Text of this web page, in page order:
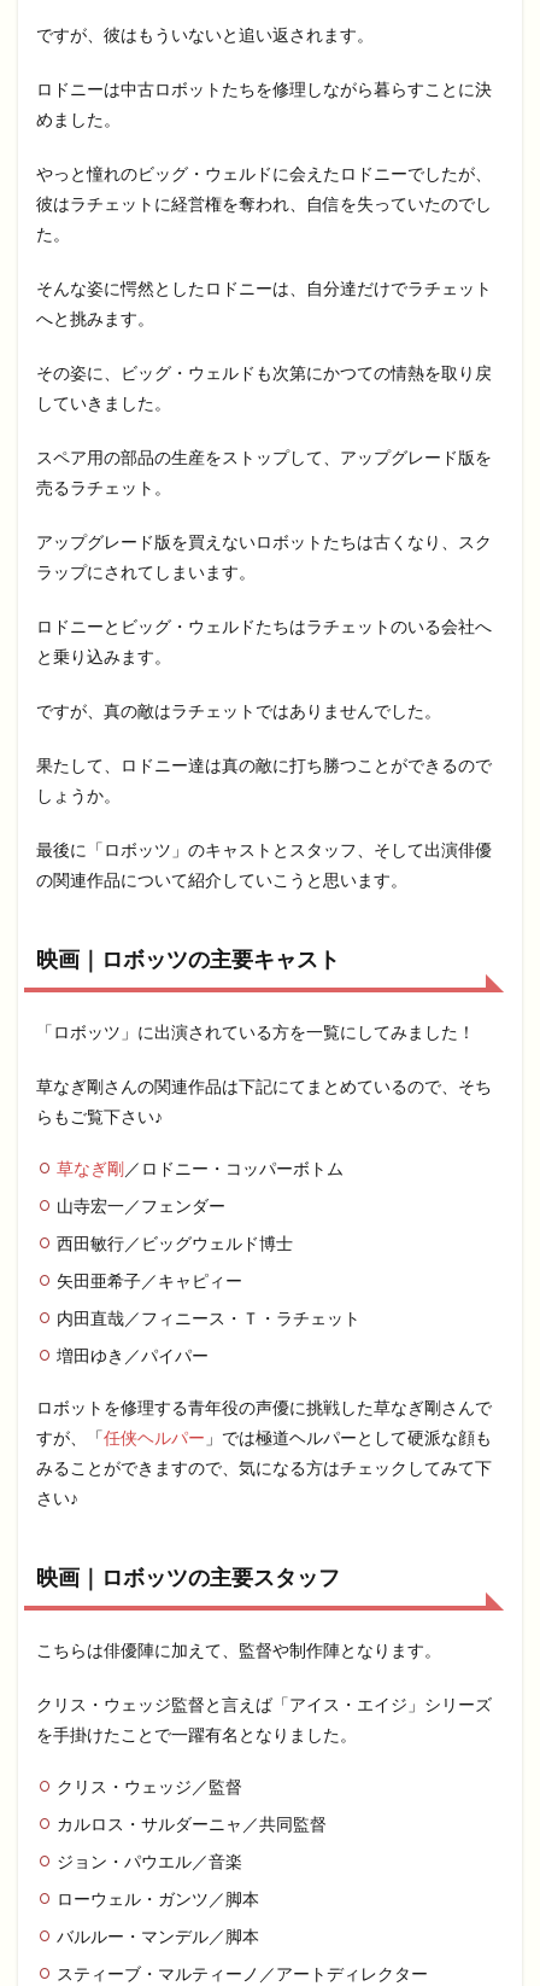
ですが、彼はもういないと追い返されます。
ロドニーは中古ロボットたちを修理しながら暮らすことに決
めました。
やっと憧れのビッグ・ウェルドに会えたロドニーでしたが、
彼はラチェットに経営権を奪われ、自信を失っていたのでし
た。
そんな姿に愕然としたロドニーは、自分達だけでラチェット
へと挑みます。
その姿に、ビッグ・ウェルドも次第にかつての情熱を取り戻
していきました。
スペア用の部品の生産をストップして、アップグレード版を
売るラチェット。
アップグレード版を買えないロボットたちは古くなり、スク
ラップにされてしまいます。
ロドニーとビッグ・ウェルドたちはラチェットのいる会社へ
と乗り込みます。
ですが、真の敵はラチェットではありませんでした。
果たして、ロドニー達は真の敵に打ち勝つことができるので
しょうか。
最後に「ロボッツ」のキャストとスタッフ、そして出演俳優
の関連作品について紹介していこうと思います。
映画｜ロボッツの主要キャスト
「ロボッツ」に出演されている方を一覧にしてみました！
草なぎ剛さんの関連作品は下記にてまとめているので、そち
らもご覧下さい♪
草なぎ剛／ロドニー・コッパーボトム
山寺宏一／フェンダー
西田敏行／ビッグウェルド博士
矢田亜希子／キャピィー
内田直哉／フィニース・Ｔ・ラチェット
増田ゆき／パイパー
ロボットを修理する青年役の声優に挑戦した草なぎ剛さんで
すが、「任侠ヘルパー 」では極道ヘルパーとして硬派な顔も
みることができますので、気になる方はチェックしてみて下
さい♪
映画｜ロボッツの主要スタッフ
こちらは俳優陣に加えて、監督や制作陣となります。
クリス・ウェッジ監督と言えば「アイス・エイジ」シリーズ
を手掛けたことで一躍有名となりました。
クリス・ウェッジ／監督
カルロス・サルダーニャ／共同監督
ジョン・パウエル／音楽
ローウェル・ガンツ／脚本
バルルー・マンデル／脚本
スティーブ・マルティーノ／アートディレクター